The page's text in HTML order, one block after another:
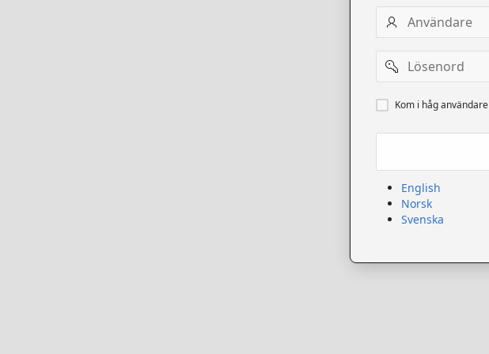
Användarnamn
Lösenord
Kom
ihåg
Kom i håg användare
English
Norsk
Svenska